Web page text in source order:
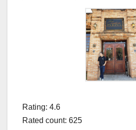
Rating: 4.6
Rated count: 625